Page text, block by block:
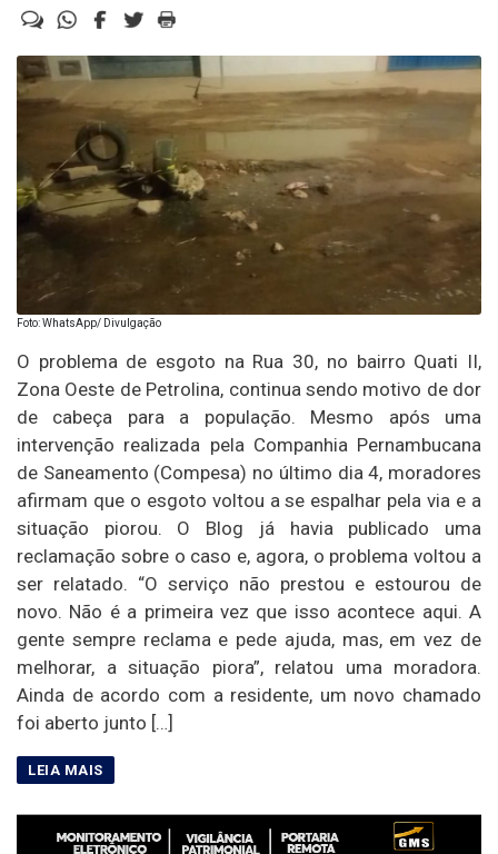
Foto: WhatsApp/ Divulgação
O problema de esgoto na Rua 30, no bairro Quati II,
Zona Oeste de Petrolina, continua sendo motivo de dor
de cabeça para a população. Mesmo após uma
intervenção realizada pela Companhia Pernambucana
de Saneamento (Compesa) no último dia 4, moradores
afirmam que o esgoto voltou a se espalhar pela via e a
situação piorou. O Blog já havia publicado uma
reclamação sobre o caso e, agora, o problema voltou a
ser relatado. “O serviço não prestou e estourou de
novo. Não é a primeira vez que isso acontece aqui. A
gente sempre reclama e pede ajuda, mas, em vez de
melhorar, a situação piora”, relatou uma moradora.
Ainda de acordo com a residente, um novo chamado
foi aberto junto […]